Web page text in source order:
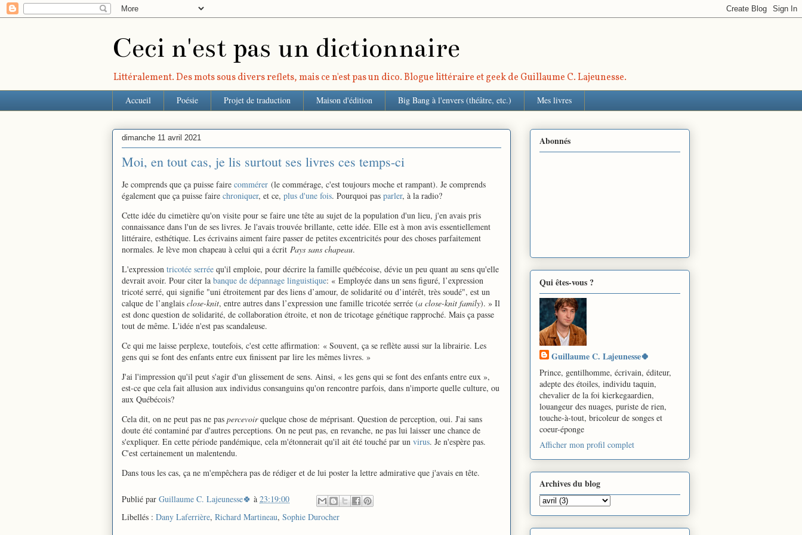
Ceci n'est pas un dictionnaire
Littéralement. Des mots sous divers reflets, mais ce n'est pas un dico. Blogue littéraire et geek de Guillaume C. Lajeunesse.
Accueil Poésie Projet de traduction Maison d'édition Big Bang à l'envers (théâtre, etc.) Mes livres
dimanche 11 avril 2021
Moi, en tout cas, je lis surtout ses livres ces temps-ci
Je comprends que ça puisse faire commérer (le commérage, c'est toujours moche et rampant). Je comprends
également que ça puisse faire chroniquer, et ce, plus d'une fois. Pourquoi pas parler, à la radio?
Cette idée du cimetière qu'on visite pour se faire une tête au sujet de la population d'un lieu, j'en avais pris
connaissance dans l'un de ses livres. Je l'avais trouvée brillante, cette idée. Elle est à mon avis essentiellement
littéraire, esthétique. Les écrivains aiment faire passer de petites excentricités pour des choses parfaitement
normales. Je lève mon chapeau à celui qui a écrit Pays sans chapeau.
L'expression tricotée serrée qu'il emploie, pour décrire la famille québécoise, dévie un peu quant au sens qu'elle
devrait avoir. Pour citer la banque de dépannage linguistique: « Employée dans un sens figuré, l’expression
tricoté serré, qui signifie "uni étroitement par des liens d’amour, de solidarité ou d’intérêt, très soudé", est un
calque de l’anglais close-knit, entre autres dans l’expression une famille tricotée serrée (a close-knit family). » Il
est donc question de solidarité, de collaboration étroite, et non de tricotage génétique rapproché. Mais ça passe
tout de même. L'idée n'est pas scandaleuse.
Ce qui me laisse perplexe, toutefois, c'est cette affirmation: « Souvent, ça se reflète aussi sur la librairie. Les
gens qui se font des enfants entre eux finissent par lire les mêmes livres. »
J'ai l'impression qu'il peut s'agir d'un glissement de sens. Ainsi, « les gens qui se font des enfants entre eux »,
est-ce que cela fait allusion aux individus consanguins qu'on rencontre parfois, dans n'importe quelle culture, ou
aux Québécois?
Cela dit, on ne peut pas ne pas percevoirquelque chose de méprisant. Question de perception, oui. J'ai sans
doute été contaminé par d'autres perceptions. On ne peut pas, en revanche, ne pas lui laisser une chance de
s'expliquer. En cette période pandémique, cela m'étonnerait qu'il ait été touché par un virus. Je n'espère pas.
C'est certainement un malentendu.
Dans tous les cas, ça ne m'empêchera pas de rédiger et de lui poster la lettre admirative que j'avais en tête.
Publié par Guillaume C. Lajeunesse🍀 à 23:19:00
Libellés : Dany Laferrière, Richard Martineau, Sophie Durocher
Abonnés
Qui êtes-vous ?
Guillaume C. Lajeunesse🍀
Prince, gentilhomme, écrivain, éditeur,
adepte des étoiles, individu taquin,
chevalier de la foi kierkegaardien,
louangeur des nuages, puriste de rien,
touche-à-tout, bricoleur de songes et
coeur-éponge
Afficher mon profil complet
Archives du blog